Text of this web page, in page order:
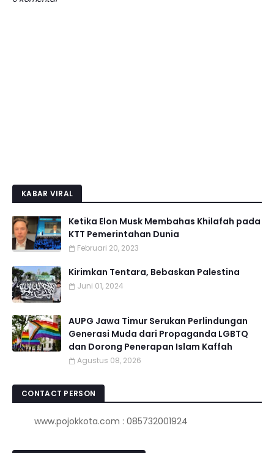
KABAR VIRAL
Ketika Elon Musk Membahas Khilafah pada
KTT Pemerintahan Dunia
Februari 20, 2023
Kirimkan Tentara, Bebaskan Palestina
Juni 01, 2024
AUPG Jawa Timur Serukan Perlindungan
Generasi Muda dari Propaganda LGBTQ
dan Dorong Penerapan Islam Kaffah
Agustus 08, 2026
CONTACT PERSON
www.pojokkota.com : 085732001924